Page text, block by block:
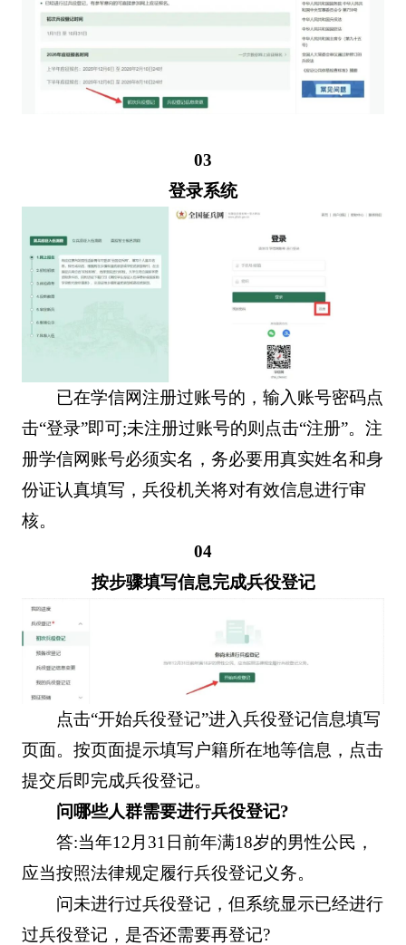
03
登录系统
已在学信网注册过账号的，输入账号密码点
击“登录”即可;未注册过账号的则点击“注册”。注
册学信网账号必须实名，务必要用真实姓名和身
份证认真填写，兵役机关将对有效信息进行审
核。
04
按步骤填写信息完成兵役登记
点击“开始兵役登记”进入兵役登记信息填写
页面。按页面提示填写户籍所在地等信息，点击
提交后即完成兵役登记。
问哪些人群需要进行兵役登记?
答:当年12月31日前年满18岁的男性公民，
应当按照法律规定履行兵役登记义务。
问未进行过兵役登记，但系统显示已经进行
过兵役登记，是否还需要再登记?